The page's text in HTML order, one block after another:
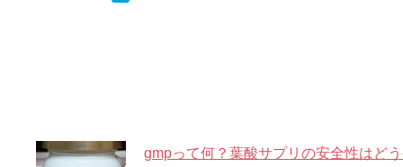
gmpって何？葉酸サプリの安全性はど